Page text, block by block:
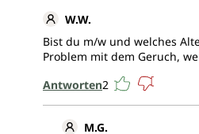
W.W.
Bist du m/w und welches
Problem mit dem Geruch,
Antworten2
M.G.